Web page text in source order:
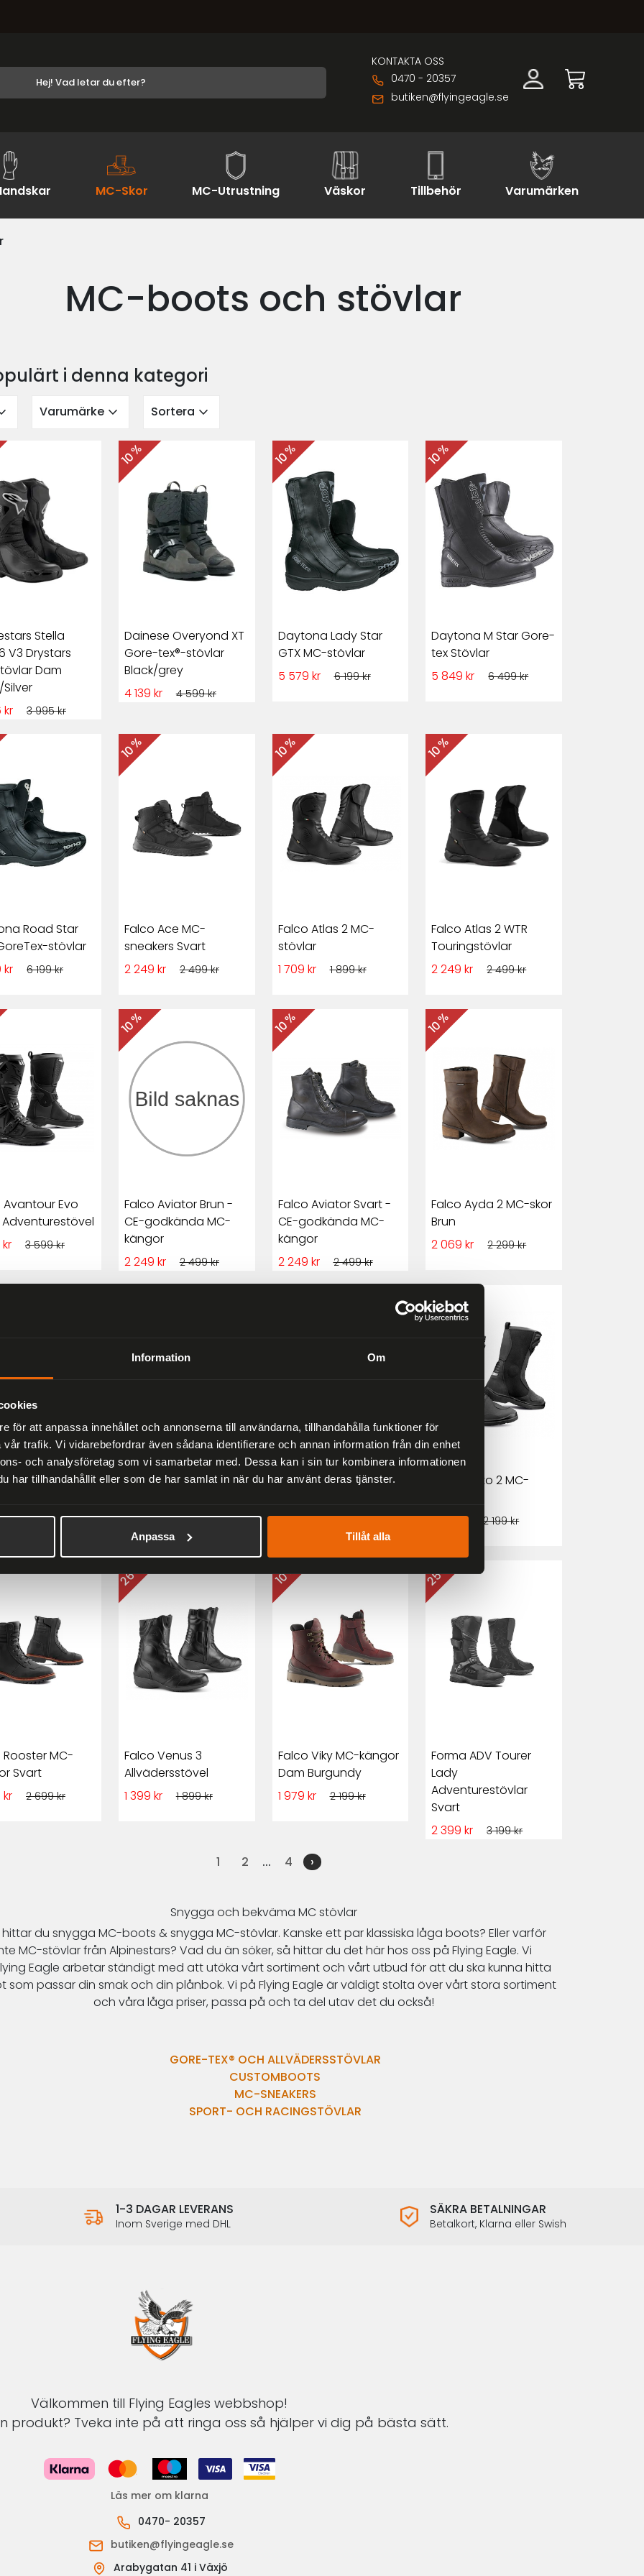
Information Om
för att anpassa innehållet och annonserna till användarna, tillhandahålla funktioner för
trafik. Vi vidarebefordrar även sådana identifierare och annan information från din enhet
och analysföretag som vi samarbetar med. Dessa kan i sin tur kombinera informationen
har tillhandahållit eller som de har samlat in när du har använt deras tjänster.
Anpassa Tillåt alla
KONTAKTA OSS
0470 - 20357
butiken@flyingeagle.se
MC-Skor MC-Utrustning Väskor Tillbehör Varumärken
MC-boots och stövlar
i denna kategori
Varumärke expand_more Sortera expand_more
Stella
V3 Drystars
Dam
kr
3 995 kr
10 %
Dainese Overyond XT
Gore-tex®-stövlar
Black/grey
4 139 kr
4 599 kr
10 %
Daytona Lady Star
GTX MC-stövlar
5 579 kr
6 199 kr
10 %
Daytona M Star Gore-
tex Stövlar
5 849 kr
6 499 kr
Road Star
stövlar
kr
6 199 kr
10 %
Falco Ace MC-
sneakers Svart
2 249 kr
2 499 kr
10 %
Falco Atlas 2 MC-
stövlar
1 709 kr
1 899 kr
10 %
Falco Atlas 2 WTR
Touringstövlar
2 249 kr
2 499 kr
Avantour Evo
3 599 kr
10 %
Falco Aviator Brun -
CE-godkända MC-
kängor
2 249 kr
2 499 kr
10 %
Falco Aviator Svart -
CE-godkända MC-
kängor
2 249 kr
2 499 kr
10 %
Falco Ayda 2 MC-skor
Brun
2 069 kr
2 299 kr
Kid
1 795 kr
Falco Marshall Svart -
2 519 kr
2 799 kr
Falco Misty
2 249 kr
2 499 kr
10 %
Falco Mixto 2 MC-
1 979 kr
2 199 kr
Rooster MC-
Svart
2 699 kr
26 %
Falco Venus 3
Allvädersstövel
1 399 kr
1 899 kr
10 %
Falco Viky MC-kängor
Dam Burgundy
1 979 kr
2 199 kr
25 %
Forma ADV Tourer
Lady
Adventurestövlar
Svart
2 399 kr
3 199 kr
1 2 ... 4 ›
Snygga och bekväma MC stövlar
hittar du snygga MC-boots & snygga MC-stövlar. Kanske ett parklassiska låga boots? Eller varför
MC-stövlarfrån Alpinestars? Vad du än söker, så hittar du det här hos oss på Flying Eagle. Vi
Eagle arbetar ständigt med att utöka vårt sortiment och vårt utbud för att du ska kunna hitta
som passar din smak och din plånbok. Vi på Flying Eagle är väldigt stolta över vårt stora sortiment
och våra låga priser, passa på och ta del utav det du också!
GORE-TEX® OCH ALLVÄDERSSTÖVLAR
CUSTOMBOOTS
MC-SNEAKERS
SPORT- OCH RACINGSTÖVLAR
1-3 DAGAR LEVERANS
Inom Sverige med DHL
SÄKRA BETALNINGAR
Betalkort, Klarna eller Swish
Välkommen till Flying Eagles webbshop!
produkt? Tveka inte på att ringa oss så hjälper vi dig på bästa sätt.
Läs mer om klarna
0470- 20357
butiken@flyingeagle.se
Arabygatan 41 i Växjö